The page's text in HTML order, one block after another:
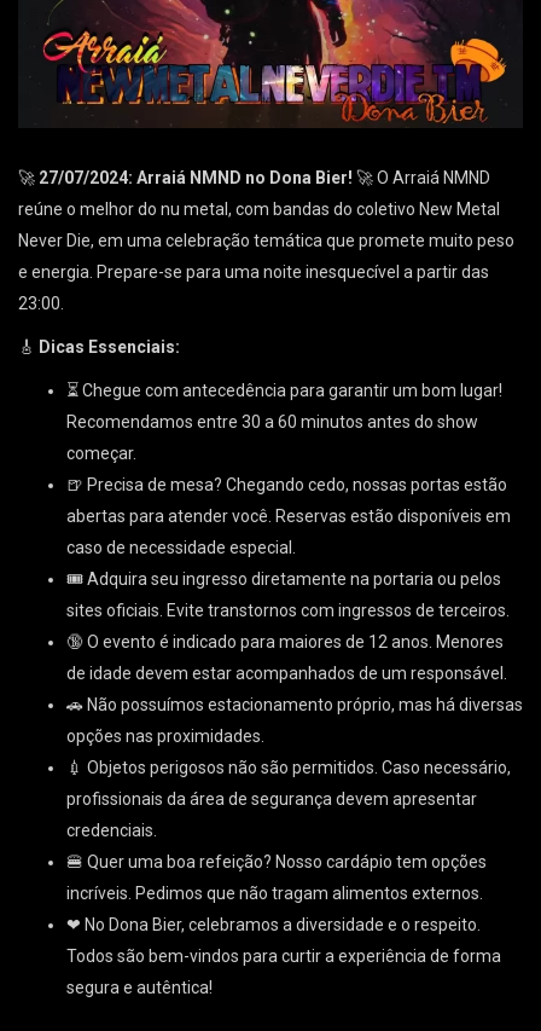
🚀 27/07/2024: Arraiá NMND no Dona Bier! 🚀 O Arraiá NMND
reúne o melhor do nu metal, com bandas do coletivo New Metal
Never Die, em uma celebração temática que promete muito peso
e energia. Prepare-se para uma noite inesquecível a partir das
23:00.
🎸 Dicas Essenciais:
⏳ Chegue com antecedência para garantir um bom lugar!
Recomendamos entre 30 a 60 minutos antes do show
começar.
🍺 Precisa de mesa? Chegando cedo, nossas portas estão
abertas para atender você. Reservas estão disponíveis em
caso de necessidade especial.
🎟 Adquira seu ingresso diretamente na portaria ou pelos
sites oficiais. Evite transtornos com ingressos de terceiros.
🔞 O evento é indicado para maiores de 12 anos. Menores
de idade devem estar acompanhados de um responsável.
🚗 Não possuímos estacionamento próprio, mas há diversas
opções nas proximidades.
💉 Objetos perigosos não são permitidos. Caso necessário,
profissionais da área de segurança devem apresentar
credenciais.
🍔 Quer uma boa refeição? Nosso cardápio tem opções
incríveis. Pedimos que não tragam alimentos externos.
❤ No Dona Bier, celebramos a diversidade e o respeito.
Todos são bem-vindos para curtir a experiência de forma
segura e autêntica!